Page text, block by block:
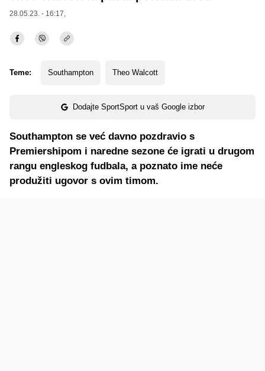
28.05.23. - 16:17,
Teme: Southampton Theo Walcott
Dodajte SportSport u vaš Google izbor
Southampton se već davno pozdravio s
Premiershipom i naredne sezone će igrati u drugom
rangu engleskog fudbala, a poznato ime neće
produžiti ugovor s ovim timom.